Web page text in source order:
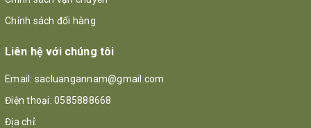
Chính sách đổi hàng
Liên hệ với chúng tôi
Email: sacluangannam@gmail.com
Điện thoại: 0585888668
Địa chỉ: